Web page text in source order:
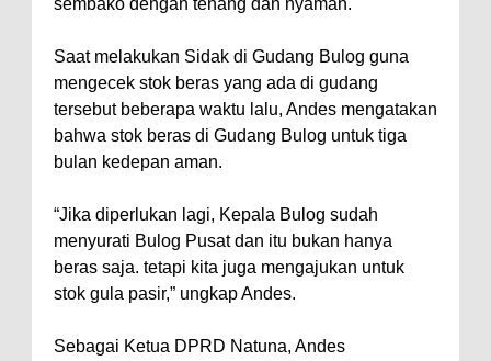
Saat melakukan Sidak di Gudang Bulog guna
mengecek stok beras yang ada di gudang
tersebut beberapa waktu lalu, Andes mengatakan
bahwa stok beras di Gudang Bulog untuk tiga
bulan kedepan aman.
“Jika diperlukan lagi, Kepala Bulog sudah
menyurati Bulog Pusat dan itu bukan hanya
beras saja. tetapi kita juga mengajukan untuk
stok gula pasir,” ungkap Andes.
Sebagai Ketua DPRD Natuna, Andes